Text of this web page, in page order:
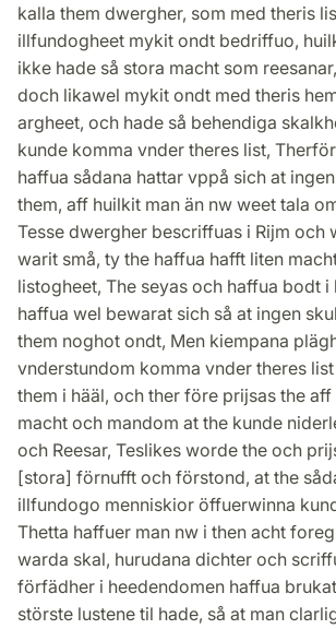
kalla them dwergher, som med theris
illfundogheet mykit ondt bedriffuo,
ikke hade så stora macht som
doch likawel mykit ondt med theris
argheet, och hade så behendiga
kunde komma vnder theres list,
haffua sådana hattar vppå sich at
them, aff huilkit man än nw weet tala
Tesse dwergher bescriffuas i Rijm och
warit små, ty the haffua hafft liten
listogheet, The seyas och haffua bodt i
haffua wel bewarat sich så at ingen
them noghot ondt, Men kiempana
vnderstundom komma vnder theres
them i hääl, och ther före prijsas the
macht och mandom at the kunde
och Reesar, Teslikes worde the och
[stora] förnufft och förstond, at the
illfundogo menniskior öffuerwinna
Thetta haffuer man nw i then acht
warda skal, hurudana dichter och
förfädher i heedendomen haffua
störste lustene til hade, så at man